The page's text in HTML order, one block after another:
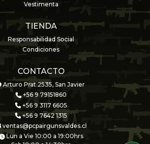
Vestimenta
TIENDA
Responsabilidad Social
Condiciones
CONTACTO
Arturo Prat 2535, San Javier
+56 9 79151860
+56 9 3117 6605
+56 9 7642 1315
ventas@pcpairgunsvaldes.cl
Lun a Vie 10:00 a 19:00hrs